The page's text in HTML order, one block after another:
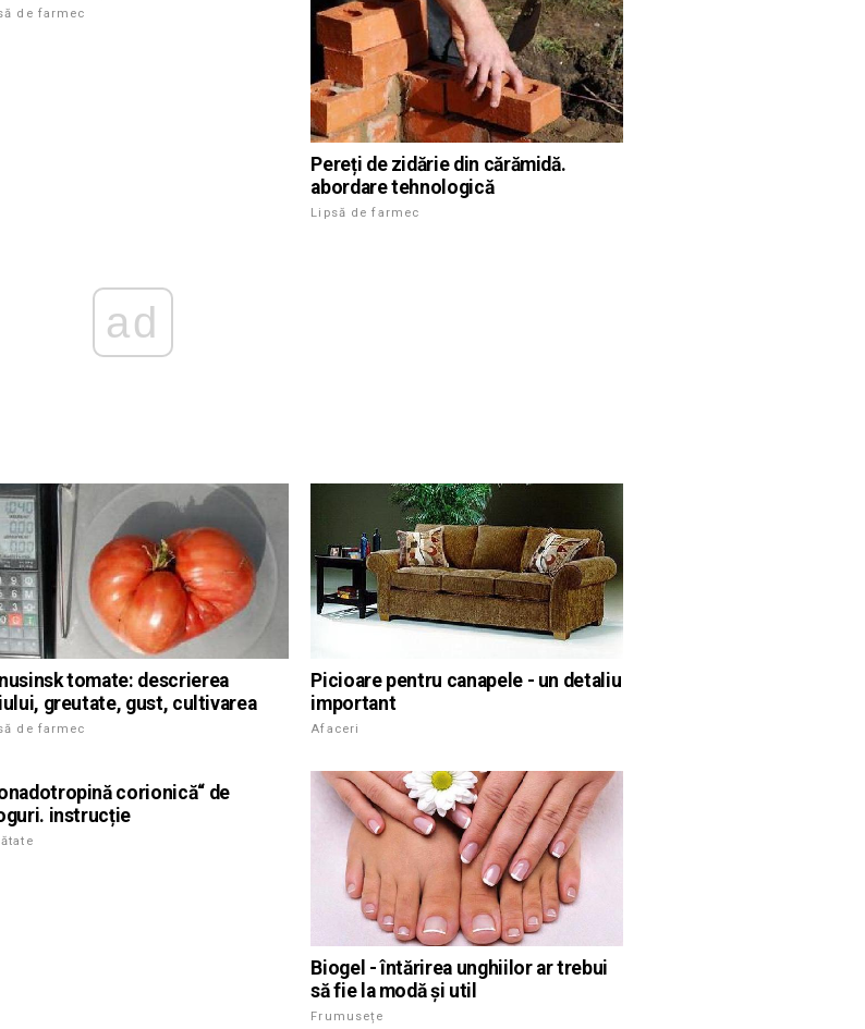
de farmec
Pereți de zidărie din cărămidă.
abordare tehnologică
Lipsă de farmec
ad
tomate: descrierea
greutate, gust, cultivarea
de farmec
Picioare pentru canapele - un detaliu
important
Afaceri
corionică“ de
instrucție
Biogel - întărirea unghiilor ar trebui
să fie la modă și util
Frumusețe